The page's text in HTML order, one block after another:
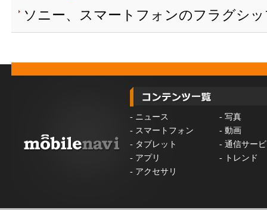
ソニー、スマートフォンのフラグシ
- ニュース - 写真
- スマートフォン - 動画
- タブレット - 通信サー
- アプリ -
トレンド
- アクセサリ